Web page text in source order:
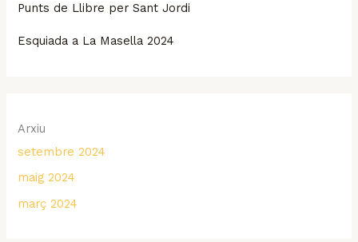
Punts de Llibre per Sant Jordi
Esquiada a La Masella 2024
Arxiu
setembre 2024
maig 2024
març 2024